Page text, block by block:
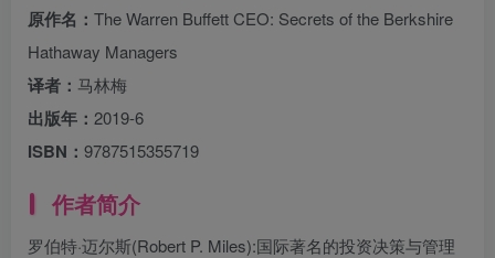
原作名： The Warren Buffett CEO: Secrets of the Berkshire
Hathaway Managers
译者： 马林梅
出版年： 2019-6
ISBN： 9787515355719
作者简介
罗伯特·迈尔斯(Robert P. Miles):国际著名的投资决策与管理